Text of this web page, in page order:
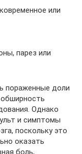
или
парез или
пораженные доли
обширность
Однако
и симптомы
поскольку это
оказать
боль,